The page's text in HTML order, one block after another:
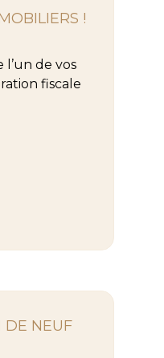
!
de vos
fiscale
DE NEUF